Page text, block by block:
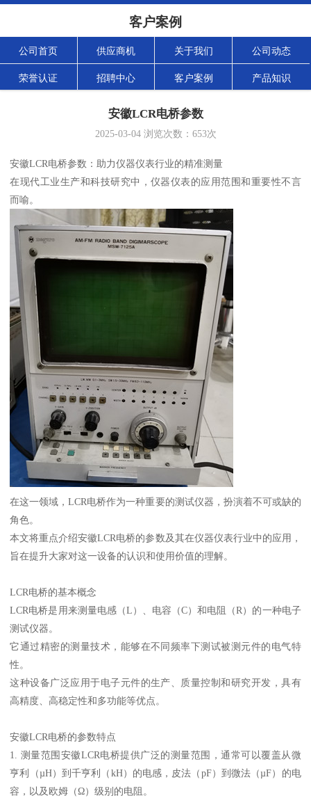
客户案例
公司首页 供应商机 关于我们 公司动态
荣誉认证 招聘中心 客户案例 产品知识
安徽LCR电桥参数
2025-03-04浏览次数： 653次
安徽LCR电桥参数：助力仪器仪表行业的精准测量
在现代工业生产和科技研究中，仪器仪表的应用范围和重要性不言
而喻。
在这一领域，LCR电桥作为一种重要的测试仪器，扮演着不可或缺的
角色。
本文将重点介绍安徽LCR电桥的参数及其在仪器仪表行业中的应用，
旨在提升大家对这一设备的认识和使用价值的理解。
LCR电桥的基本概念
LCR电桥是用来测量电感（L）、电容（C）和电阻（R）的一种电子
测试仪器。
它通过精密的测量技术，能够在不同频率下测试被测元件的电气特
性。
这种设备广泛应用于电子元件的生产、质量控制和研究开发，具有
高精度、高稳定性和多功能等优点。
安徽LCR电桥的参数特点
1. 测量范围安徽LCR电桥提供广泛的测量范围，通常可以覆盖从微
亨利（µH）到千亨利（kH）的电感，皮法（pF）到微法（µF）的电
容，以及欧姆（Ω）级别的电阻。